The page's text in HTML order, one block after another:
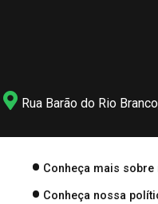
Rua Barão do Rio
Conheça mais sobre
Conheça nossa